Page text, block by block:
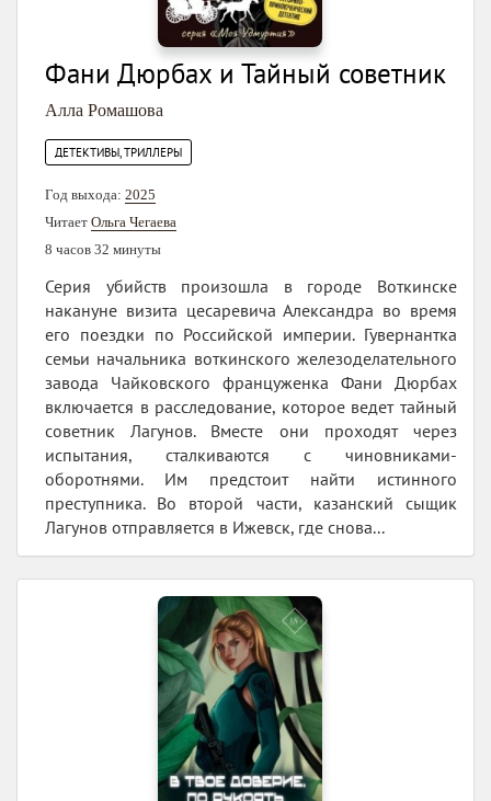
Фани Дюрбах и Тайный советник
Алла Ромашова
ДЕТЕКТИВЫ, ТРИЛЛЕРЫ
Год выхода: 2025
Читает Ольга Чегаева
8 часов 32 минуты
Серия убийств произошла в городе Воткинске
накануне визита цесаревича Александра во время
его поездки по Российской империи. Гувернантка
семьи начальника воткинского железоделательного
завода Чайковского француженка Фани Дюрбах
включается в расследование, которое ведет тайный
советник Лагунов. Вместе они проходят через
испытания, сталкиваются с чиновниками-
оборотнями. Им предстоит найти истинного
преступника. Во второй части, казанский сыщик
Лагунов отправляется в Ижевск, где снова...